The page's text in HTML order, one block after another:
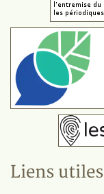
Liens utiles